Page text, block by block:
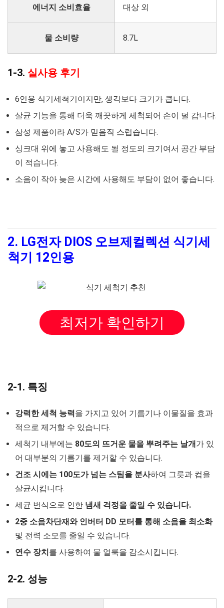
에너지 소비효율 대상 외
물 소비량 8.7L
1-3. 실사용 후기
6인용 식기세척기이지만, 생각보다 크기가 큽니다.
살균 기능을 통해 더욱 깨끗하게 세척되어 손이 덜 갑니다.
삼성 제품이라 A/S가 믿음직 스럽습니다.
싱크대 위에 놓고 사용해도 될 정도의 크기여서 공간 부담
이 적습니다.
소음이 작아 늦은 시간에 사용해도 부담이 없어 좋습니다.
2. LG전자 DIOS 오브제컬렉션 식기세
척기 12인용
최저가 확인하기
2-1. 특징
강력한 세척 능력을 가지고 있어 기름기나 이물질을 효과
적으로 제거할 수 있습니다.
세척기 내부에는 80도의 뜨거운 물을 뿌려주는 날개가 있
어 대부분의 기름기를 제거할 수 있습니다.
건조 시에는 100도가 넘는 스팀을 분사하여 그릇과 컵을
살균시킵니다.
세균 번식으로 인한 냄새 걱정을 줄일 수 있습니다.
2중 소음차단재와 인버터 DD 모터를 통해 소음을 최소화
및 전력 소모를 줄일 수 있습니다.
연수 장치를 사용하여 물 얼룩을 감소시킵니다.
2-2. 성능